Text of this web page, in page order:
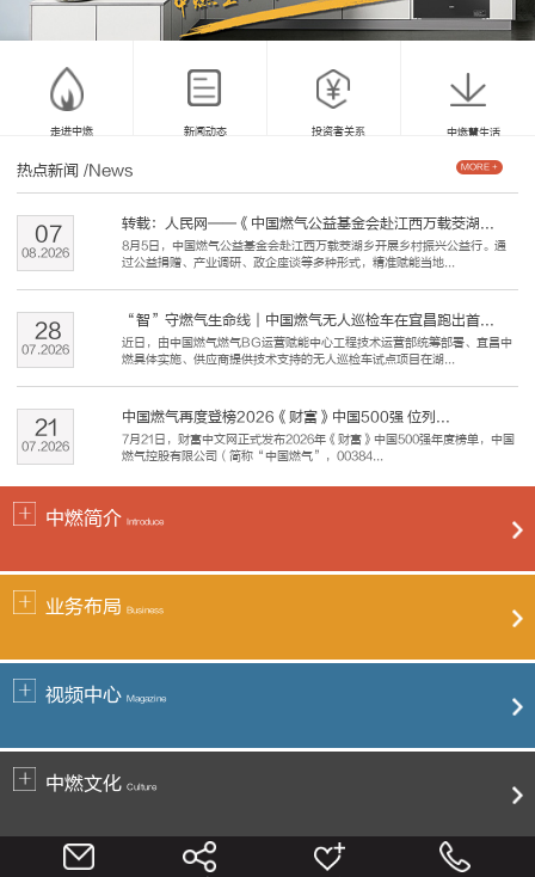
走进中燃 新闻动态 投资者关系 中燃慧生活
热点新闻 /News
转载：人民网——《中国燃气公益基金会赴江西万载茭湖...
8月5日，中国燃气公益基金会赴江西万载茭湖乡开展乡村振兴公益行。通
过公益捐赠、产业调研、政企座谈等多种形式，精准赋能当地...
08.2026
07
“智”守燃气生命线｜中国燃气无人巡检车在宜昌跑出首...
近日，由中国燃气燃气BG运营赋能中心工程技术运营部统筹部署、宜昌中
燃具体实施、供应商提供技术支持的无人巡检车试点项目在湖...
07.2026
28
中国燃气再度登榜2026《财富》中国500强 位列...
7月21日，财富中文网正式发布2026年《财富》中国500强年度榜单，中国
燃气控股有限公司（简称“中国燃气”，00384...
07.2026
21
MORE +
中燃简介 Introduce
业务布局 Business
视频中心 Magazine
中燃文化 Culture